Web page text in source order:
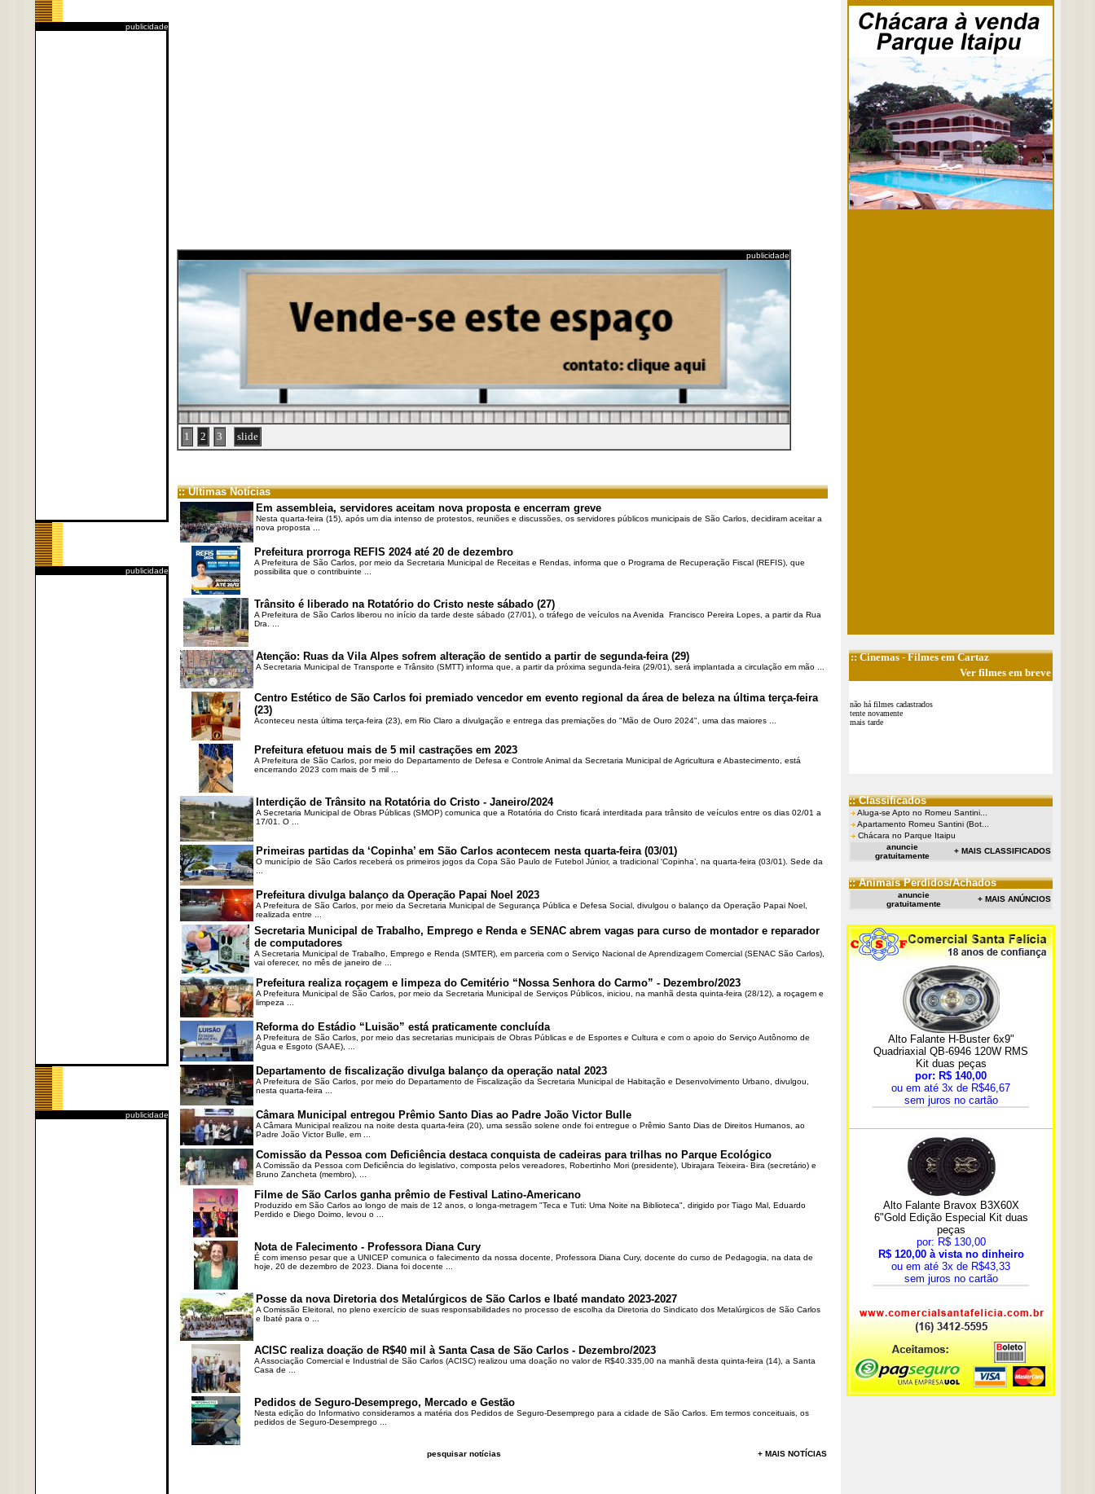
publicidade
publicidade
publicidade
publicidade
1 2 3 slide
:: Últimas Notícias
Em assembleia, servidores aceitam nova proposta e encerram greve
Nesta quarta-feira (15), após um dia intenso de protestos, reuniões e discussões, os servidores públicos municipais de São Carlos, decidiram aceitar a
nova proposta ...
Prefeitura prorroga REFIS 2024 até 20 de dezembro
A Prefeitura de São Carlos, por meio da Secretaria Municipal de Receitas e Rendas, informa que o Programa de Recuperação Fiscal (REFIS), que
possibilita que o contribuinte ...
Trânsito é liberado na Rotatório do Cristo neste sábado (27)
A Prefeitura de São Carlos liberou no início da tarde deste sábado (27/01), o tráfego de veículos na Avenida Francisco Pereira Lopes, a partir da Rua
Dra. ...
Atenção: Ruas da Vila Alpes sofrem alteração de sentido a partir de segunda-feira (29)
A Secretaria Municipal de Transporte e Trânsito (SMTT) informa que, a partir da próxima segunda-feira (29/01), será implantada a circulação em mão ...
Centro Estético de São Carlos foi premiado vencedor em evento regional da área de beleza na última terça-feira
(23)
Aconteceu nesta última terça-feira (23), em Rio Claro a divulgação e entrega das premiações do "Mão de Ouro 2024", uma das maiores ...
Prefeitura efetuou mais de 5 mil castrações em 2023
A Prefeitura de São Carlos, por meio do Departamento de Defesa e Controle Animal da Secretaria Municipal de Agricultura e Abastecimento, está
encerrando 2023 com mais de 5 mil ...
Interdição de Trânsito na Rotatória do Cristo - Janeiro/2024
A Secretaria Municipal de Obras Públicas (SMOP) comunica que a Rotatória do Cristo ficará interditada para trânsito de veículos entre os dias 02/01 a
17/01. O ...
Primeiras partidas da ‘Copinha’ em São Carlos acontecem nesta quarta-feira (03/01)
O município de São Carlos receberá os primeiros jogos da Copa São Paulo de Futebol Júnior, a tradicional ‘Copinha’, na quarta-feira (03/01). Sede da
Prefeitura divulga balanço da Operação Papai Noel 2023
A Prefeitura de São Carlos, por meio da Secretaria Municipal de Segurança Pública e Defesa Social, divulgou o balanço da Operação Papai Noel,
realizada entre ...
Secretaria Municipal de Trabalho, Emprego e Renda e SENAC abrem vagas para curso de montador e reparador
de computadores
A Secretaria Municipal de Trabalho, Emprego e Renda (SMTER), em parceria com o Serviço Nacional de Aprendizagem Comercial (SENAC São Carlos),
vai oferecer, no mês de janeiro de ...
Prefeitura realiza roçagem e limpeza do Cemitério “Nossa Senhora do Carmo” - Dezembro/2023
A Prefeitura Municipal de São Carlos, por meio da Secretaria Municipal de Serviços Públicos, iniciou, na manhã desta quinta-feira (28/12), a roçagem e
limpeza ...
Reforma do Estádio “Luisão” está praticamente concluída
A Prefeitura de São Carlos, por meio das secretarias municipais de Obras Públicas e de Esportes e Cultura e com o apoio do Serviço Autônomo de
Água e Esgoto (SAAE), ...
Departamento de fiscalização divulga balanço da operação natal 2023
A Prefeitura de São Carlos, por meio do Departamento de Fiscalização da Secretaria Municipal de Habitação e Desenvolvimento Urbano, divulgou,
nesta quarta-feira ...
Câmara Municipal entregou Prêmio Santo Dias ao Padre João Victor Bulle
A Câmara Municipal realizou na noite desta quarta-feira (20), uma sessão solene onde foi entregue o Prêmio Santo Dias de Direitos Humanos, ao
Padre João Victor Bulle, em ...
Comissão da Pessoa com Deficiência destaca conquista de cadeiras para trilhas no Parque Ecológico
A Comissão da Pessoa com Deficiência do legislativo, composta pelos vereadores, Robertinho Mori (presidente), Ubirajara Teixeira- Bira (secretário) e
Bruno Zancheta (membro), ...
Filme de São Carlos ganha prêmio de Festival Latino-Americano
Produzido em São Carlos ao longo de mais de 12 anos, o longa-metragem "Teca e Tuti: Uma Noite na Biblioteca", dirigido por Tiago Mal, Eduardo
Perdido e Diego Doimo, levou o ...
Nota de Falecimento - Professora Diana Cury
É com imenso pesar que a UNICEP comunica o falecimento da nossa docente, Professora Diana Cury, docente do curso de Pedagogia, na data de
hoje, 20 de dezembro de 2023. Diana foi docente ...
Posse da nova Diretoria dos Metalúrgicos de São Carlos e Ibaté mandato 2023-2027
A Comissão Eleitoral, no pleno exercício de suas responsabilidades no processo de escolha da Diretoria do Sindicato dos Metalúrgicos de São Carlos
e Ibaté para o ...
ACISC realiza doação de R$40 mil à Santa Casa de São Carlos - Dezembro/2023
A Associação Comercial e Industrial de São Carlos (ACISC) realizou uma doação no valor de R$40.335,00 na manhã desta quinta-feira (14), a Santa
Casa de ...
Pedidos de Seguro-Desemprego, Mercado e Gestão
Nesta edição do Informativo consideramos a matéria dos Pedidos de Seguro-Desemprego para a cidade de São Carlos. Em termos conceituais, os
pedidos de Seguro-Desemprego ...
pesquisar notícias + MAIS NOTÍCIAS
::Cinemas- Filmes em Cartaz
Ver filmes em breve
não há filmes cadastrados
tente novamente
mais tarde
:: Classificados
Aluga-se Apto no Romeu Santini...
Apartamento Romeu Santini (Bot...
Chácara no Parque Itaipu
anuncie
gratuitamente
+ MAIS CLASSIFICADOS
:: Animais Perdidos/Achados
anuncie
gratuitamente
+ MAIS ANÚNCIOS